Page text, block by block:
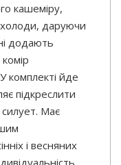
кашеміру,
даруючи
додають
комплекті йде
підкреслити
Має
і весняних